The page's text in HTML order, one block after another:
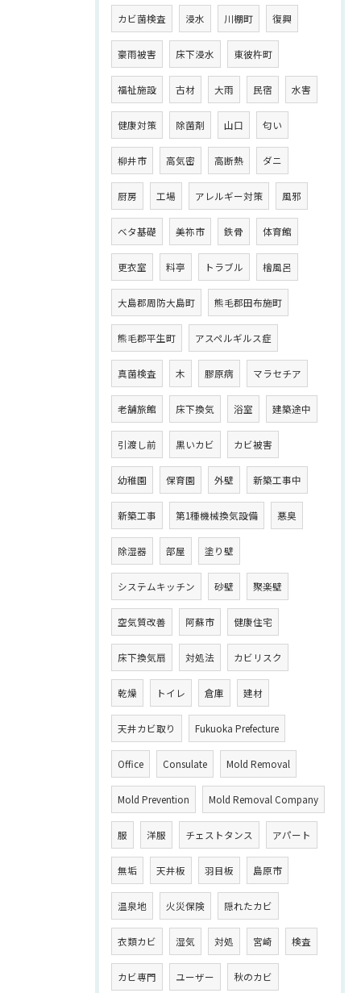
カビ菌検査 浸水 川棚町 復興
豪雨被害 床下浸水 東彼杵町
福祉施設 古材 大雨 民宿 水害
健康対策 除菌剤 山口 匂い
柳井市 高気密 高断熱 ダニ
厨房 工場 アレルギー対策 風邪
ベタ基礎 美祢市 鉄骨 体育館
更衣室 料亭 トラブル 檜風呂
大島郡周防大島町 熊毛郡田布施町
熊毛郡平生町 アスペルギルス症
真菌検査 木 膠原病 マラセチア
老舗旅館 床下換気 浴室 建築途中
引渡し前 黒いカビ カビ被害
幼稚園 保育園 外壁 新築工事中
新築工事 第1種機械換気設備 悪臭
除湿器 部屋 塗り壁
システムキッチン 砂壁 聚楽壁
空気質改善 阿蘇市 健康住宅
床下換気扇 対処法 カビリスク
乾燥 トイレ 倉庫 建材
天井カビ取り Fukuoka Prefecture
Office Consulate Mold Removal
Mold Prevention Mold Removal Company
服 洋服 チェストタンス アパート
無垢 天井板 羽目板 島原市
温泉地 火災保険 隠れたカビ
衣類カビ 湿気 対処 宮崎 検査
カビ専門 ユーザー 秋のカビ